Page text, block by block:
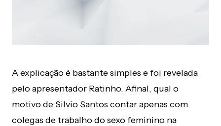
A explicação é bastante simples e foi revelada
pelo apresentador Ratinho. Afinal, qual o
motivo de Silvio Santos contar apenas com
colegas de trabalho do sexo feminino na